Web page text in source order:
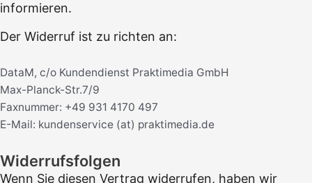
informieren.
Der Widerruf ist zu richten an:
DataM, c/o Kundendienst Praktimedia GmbH
Max-Planck-Str.7/9
Faxnummer: +49 931 4170 497
E-Mail: kundenservice (at) praktimedia.de
Widerrufsfolgen
Wenn Sie diesen Vertrag widerrufen, haben wir